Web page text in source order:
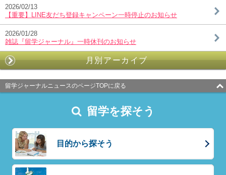
2026/02/13
【重要】LINE友だち登録キャンペーン一時停止のお知らせ
2026/01/28
雑誌『留学ジャーナル』一時休刊のお知らせ
月別アーカイブ
留学ジャーナルニュースのページTOPに戻る
留学を探そう
目的から探そう